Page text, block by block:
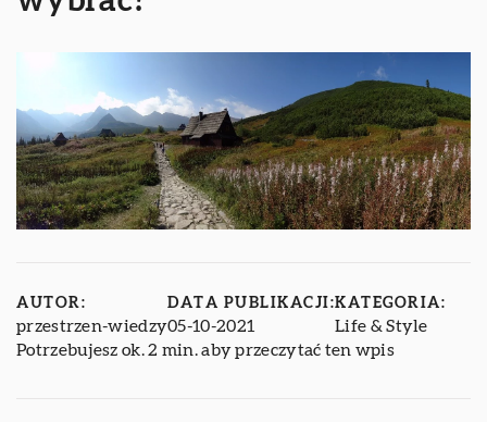
AUTOR:
przestrzen-wiedzy
DATA PUBLIKACJI:
05-10-2021
KATEGORIA:
Life & Style
Potrzebujesz ok. 2 min. aby przeczytać ten wpis